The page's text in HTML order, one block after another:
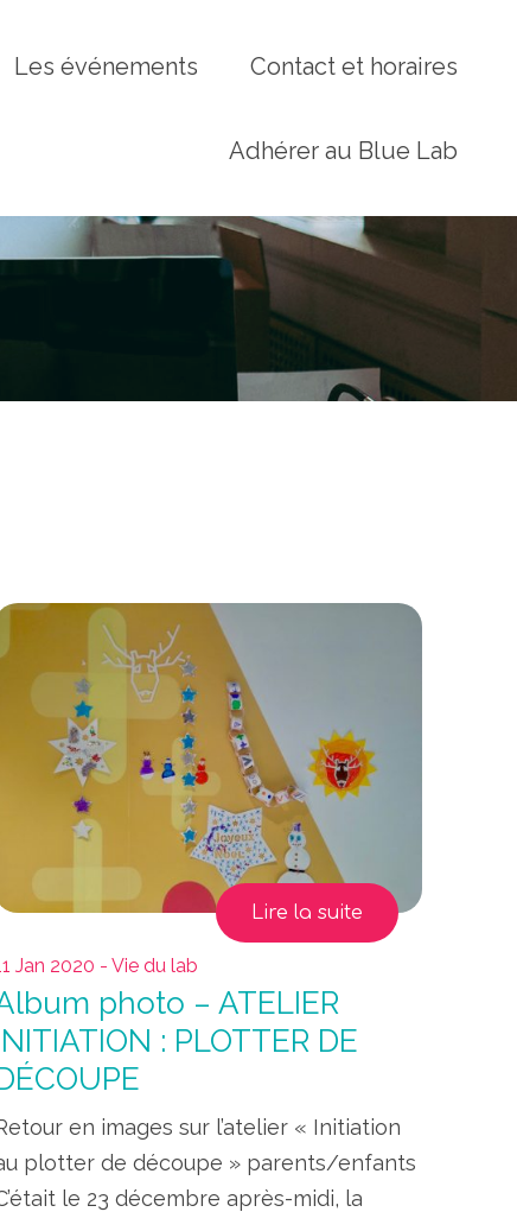
Les événements Contact et horaires
Adhérer au Blue Lab
Lire la suite
Jan 2020 - Vie du lab
photo – ATELIER
: PLOTTER DE
en images sur l’atelier « Initiation
plotter de découpe » parents/enfants
le 23 décembre après-midi, la